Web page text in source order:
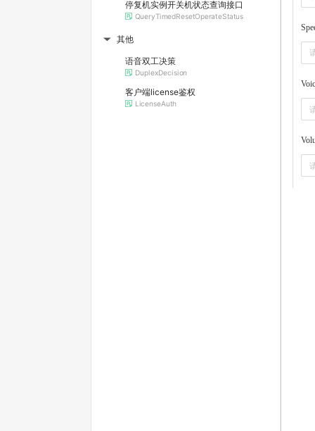
停复机实例开关机状态查询接口
QueryTimedResetOperateStatus
▶ 其他
语音双工决策
DuplexDecision
客户端license鉴权
LicenseAuth